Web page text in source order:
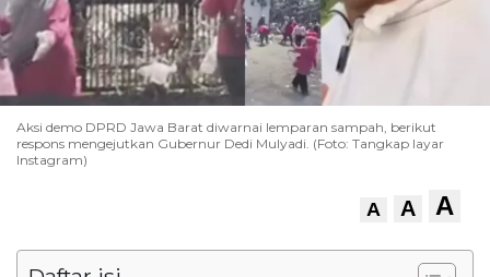
Aksi demo DPRD Jawa Barat diwarnai lemparan sampah, berikut
respons mengejutkan Gubernur Dedi Mulyadi. (Foto: Tangkap layar
Instagram)
A A A